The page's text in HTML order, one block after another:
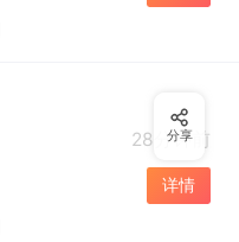
28分钟前
详情
分享